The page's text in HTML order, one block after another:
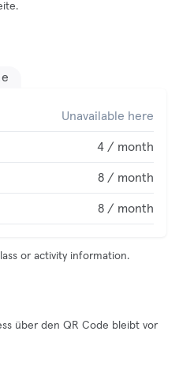
Unavailable here
4 / month
8 / month
8 / month
or activity information.
über den QR Code bleibt vor